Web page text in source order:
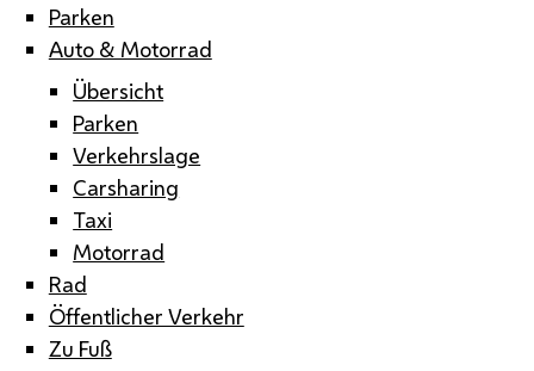
Parken
Auto & Motorrad
Übersicht
Parken
Verkehrslage
Carsharing
Taxi
Motorrad
Rad
Öffentlicher Verkehr
Zu Fuß